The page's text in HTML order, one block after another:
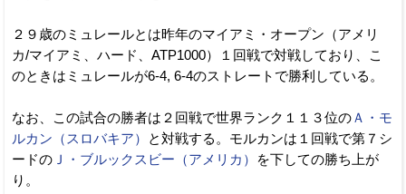
２９歳のミュレールとは昨年のマイアミ・オープン（アメリ
カ/マイアミ、ハード、ATP1000）１回戦で対戦しており、こ
のときはミュレールが6-4, 6-4のストレートで勝利している。
なお、この試合の勝者は２回戦で世界ランク１１３位のＡ・モ
ルカン（スロバキア）
と対戦する。モルカンは１回戦で第７シ
ードの Ｊ・ブルックスビー（アメリカ）
を下しての勝ち上が
り。